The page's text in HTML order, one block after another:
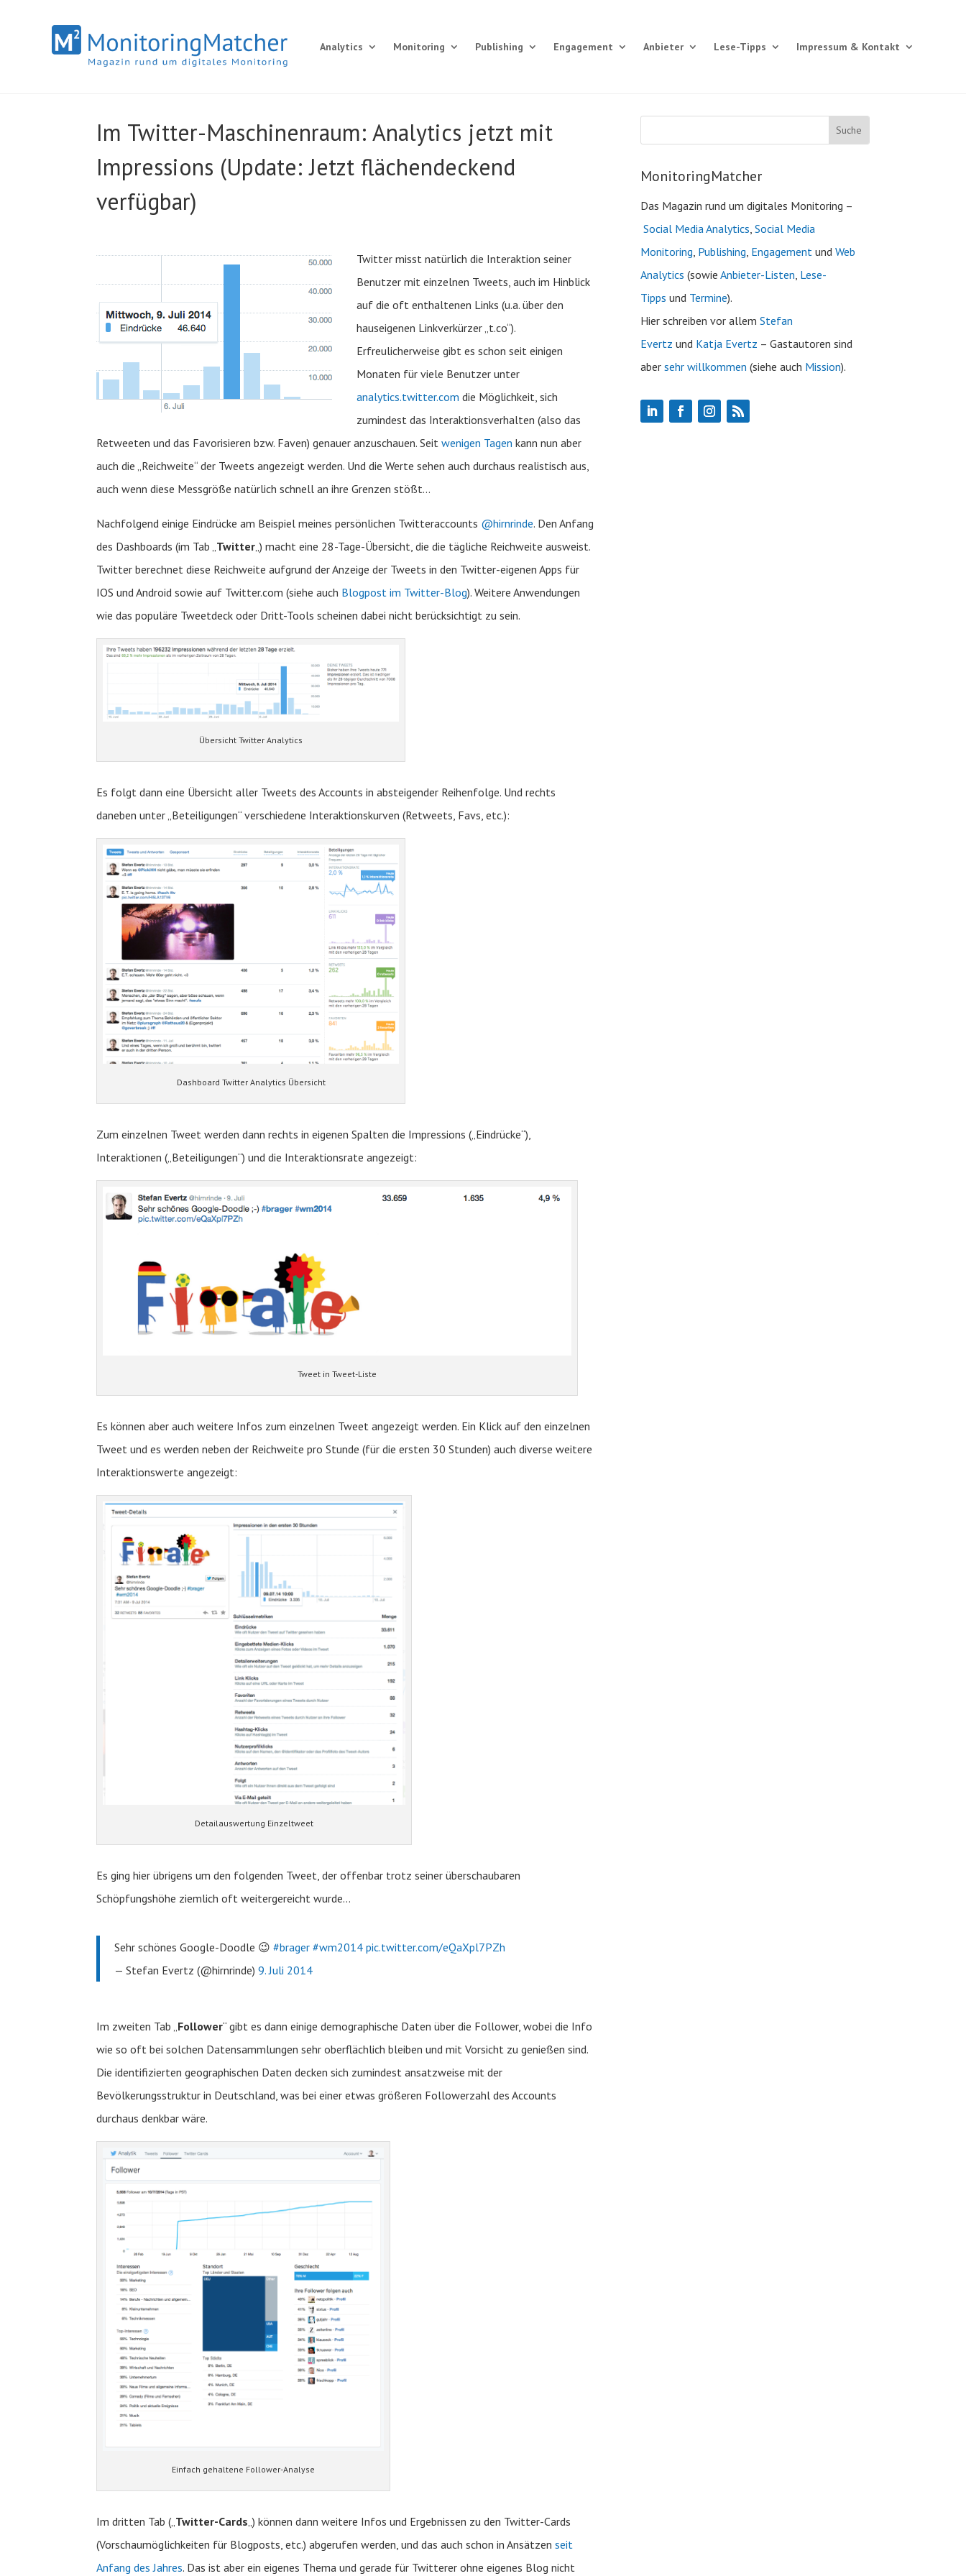
Analytics Monitoring Publishing Engagement Anbieter Lese-Tipps Impressum & Kontakt
Im Twitter-Maschinenraum: Analytics jetzt mit
Impressions (Update: Jetzt flächendeckend
verfügbar)
Twitter misst natürlich die Interaktion seiner
Benutzer mit einzelnen Tweets, auch im Hinblick
auf die oft enthaltenen Links (u.a. über den
hauseigenen Linkverkürzer „t.co“).
Erfreulicherweise gibt es schon seit einigen
Monaten für viele Benutzer unter
analytics.twitter.com die Möglichkeit, sich
zumindest das Interaktionsverhalten (also das
Retweeten und das Favorisieren bzw. Faven) genauer anzuschauen. Seitwenigen Tagen kann nun aber
auch die „Reichweite“ der Tweets angezeigt werden. Und die Werte sehen auch durchaus realistisch aus,
auch wenn diese Messgröße natürlich schnell an ihre Grenzen stößt…
Nachfolgend einige Eindrücke am Beispiel meines persönlichen Twitteraccounts @hirnrinde. Den Anfang
des Dashboards (im Tab „ Twitter „) macht eine 28-Tage-Übersicht, die die tägliche Reichweite ausweist.
Twitter berechnet diese Reichweite aufgrund der Anzeige der Tweets in den Twitter-eigenen Apps für
IOS und Android sowie auf Twitter.com (siehe auch Blogpost im Twitter-Blog). Weitere Anwendungen
wie das populäre Tweetdeck oder Dritt-Tools scheinen dabei nicht berücksichtigt zu sein.
Übersicht Twitter Analytics
Es folgt dann eine Übersicht aller Tweets des Accounts in absteigender Reihenfolge. Und rechts
daneben unter „Beteiligungen“ verschiedene Interaktionskurven (Retweets, Favs, etc.):
Dashboard Twitter Analytics Übersicht
Zum einzelnen Tweet werden dann rechts in eigenen Spalten die Impressions („Eindrücke“),
Interaktionen („Beteiligungen“) und die Interaktionsrate angezeigt:
Tweet in Tweet-Liste
Es können aber auch weitere Infos zum einzelnen Tweet angezeigt werden. Ein Klick auf den einzelnen
Tweet und es werden neben der Reichweite pro Stunde (für die ersten 30 Stunden) auch diverse weitere
Interaktionswerte angezeigt:
Detailauswertung Einzeltweet
Es ging hier übrigens um den folgenden Tweet, der offenbar trotz seiner überschaubaren
Schöpfungshöhe ziemlich oft weitergereicht wurde…
Sehr schönes Google-Doodle 😉#brager #wm2014 pic.twitter.com/eQaXpl7PZh
— Stefan Evertz (@hirnrinde)9. Juli 2014
Im zweiten Tab „Follower“ gibt es dann einige demographische Daten über die Follower, wobei die Info
wie so oft bei solchen Datensammlungen sehr oberflächlich bleiben und mit Vorsicht zu genießen sind.
Die identifizierten geographischen Daten decken sich zumindest ansatzweise mit der
Bevölkerungsstruktur in Deutschland, was bei einer etwas größeren Followerzahl des Accounts
durchaus denkbar wäre.
Einfach gehaltene Follower-Analyse
Im dritten Tab („ Twitter-Cards „) können dann weitere Infos und Ergebnissen zu den Twitter-Cards
(Vorschaumöglichkeiten für Blogposts, etc.) abgerufen werden, und das auch schon in Ansätzenseit
Anfang des Jahres. Das ist aber ein eigenes Thema und gerade für Twitterer ohne eigenes Blog nicht
MonitoringMatcher
Das Magazin rund um digitales Monitoring –
Social Media Analytics, Social Media
Monitoring, Publishing, Engagementund Web
Analytics (sowie Anbieter-Listen, Lese-
Tipps und Termine).
Hier schreiben vor allem Stefan
Evertz und Katja Evertz – Gastautoren sind
aber sehr willkommen (siehe auch Mission).